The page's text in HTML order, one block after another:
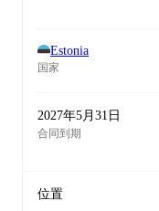
Estonia
国家
2027年5月31日
合同到期
位置